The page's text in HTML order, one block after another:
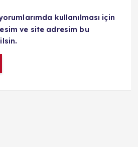
kullanılması için
ve site adresim bu